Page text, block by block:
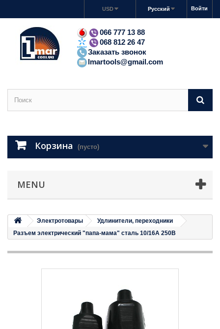
Войти
Русский
USD
066 777 13 88
068 812 26 47
Заказать звонок
lmartools@gmail.com
Корзина (пусто)
MENU
Электротовары
Удлинители, переходники
Разъем электрический "папа-мама" сталь 10/16А 250В